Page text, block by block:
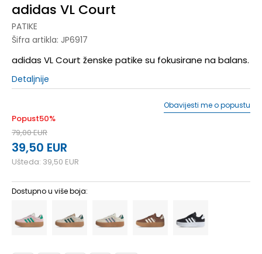
adidas VL Court
PATIKE
Šifra artikla: JP6917
adidas VL Court ženske patike su fokusirane na balans.
Detaljnije
Popust50%
79,00EUR
39,50 EUR
Ušteda: 39,50 EUR
Obavijesti me o popustu
Dostupno u više boja: